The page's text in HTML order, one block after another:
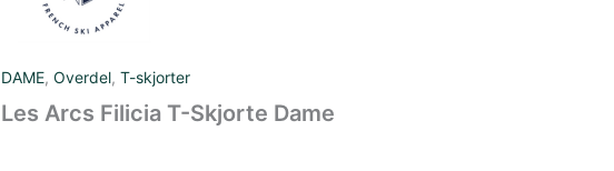
DAME, Overdel, T-skjorter
Les Arcs Filicia T-Skjorte Dame